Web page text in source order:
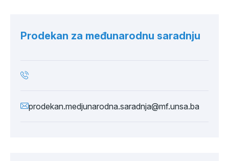
Prodekan za međunarodnu saradnju
prodekan.medjunarodna.saradnja@mf.unsa.ba